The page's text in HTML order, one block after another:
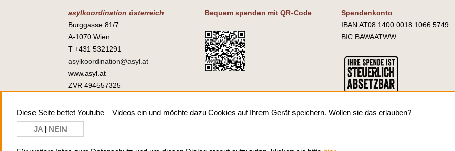
asylkoordination österreich
Burggasse 81/7
A-1070 Wien
T +431 5321291
asylkoordination@asyl.at
www.asyl.at
ZVR 494557325
Bequem spenden mit QR-Code
Spendenkonto
IBAN AT08 1400 0018 1066 5749
BIC BAWAATWW
Diese Seite bettet Youtube – Videos ein und möchte dazu Cookies auf Ihrem Gerät speichern. Wollen sie das erlauben?
JA | NEIN